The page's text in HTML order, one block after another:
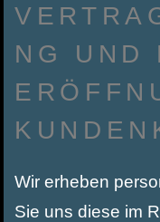
NG UND
Wir erheben
Sie uns diese im